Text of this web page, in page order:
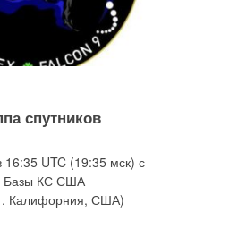
спутников
16:35 UTC (19:35 мск) с
Базы КС США
Калифорния, США)